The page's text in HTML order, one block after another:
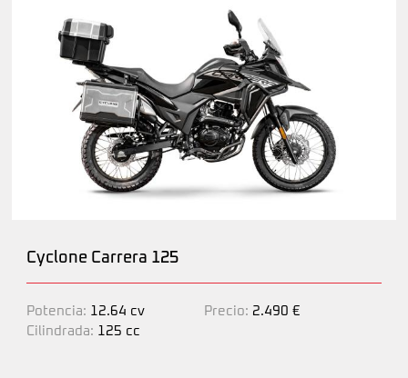
Cyclone Carrera 125
Potencia: 12.64 cv
Cilindrada: 125 cc
Precio: 2.490 €